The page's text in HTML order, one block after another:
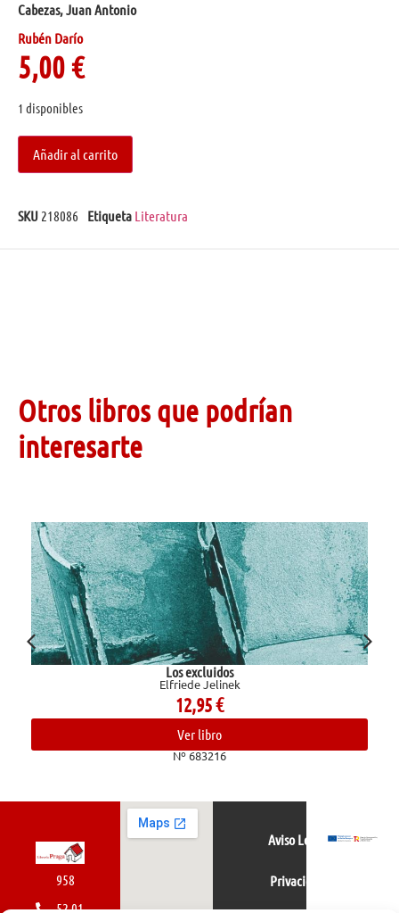
Cabezas, Juan Antonio
Rubén Darío
5,00€
1 disponibles
Añadir al carrito
SKU 218086 Etiqueta Literatura
Otros libros que podrían
interesarte
Los excluidos
Elfriede Jelinek
12,95€
Ver libro
Nº 683216
958
52 01
Aviso Legal
Privacidad